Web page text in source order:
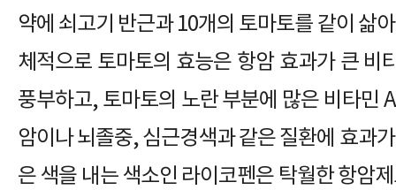
약에 쇠고기 반근과 10개의 토마토를 같이 삶
체적으로 토마토의 효능은 항암 효과가 큰 비
풍부하고, 토마토의 노란 부분에 많은 비타민
암이나 뇌졸중, 심근경색과 같은 질환에 효과
은 색을 내는 색소인 라이코펜은 탁월한 항암